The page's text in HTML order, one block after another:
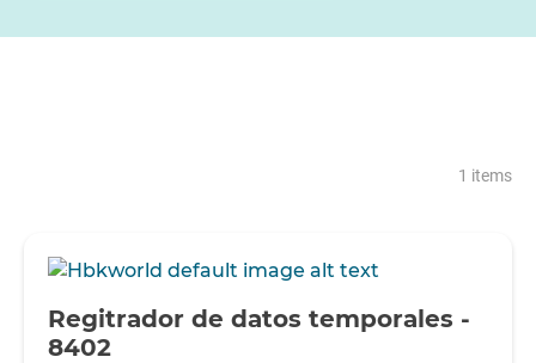
1 items
-
Regitrador de datos temporales -
8402